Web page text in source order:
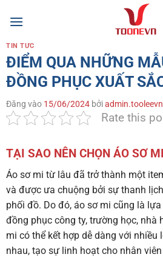
qua
TIN TỨC
ĐIỂM QUA NHỮNG
ĐỒNG PHỤC XUẤT
Đăng vào 15/06/2024 bởiadmin.tooleevn
Rate this
TẠI SAO NÊN CHỌN ÁO SƠ
Áo sơ mi từ lâu đã trở thành một
và được ưa chuộng bởi sự thanh
phối đồ. Do đó, áo sơ mi cũng là
đồng phục công ty, trường học, nhà
mi có thể kết hợp dễ dàng với nhiều
nhau, tạo sự linh hoạt cho nhân